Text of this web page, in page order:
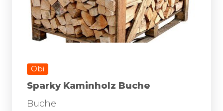
Obi
Sparky Kaminholz Buche
Buche